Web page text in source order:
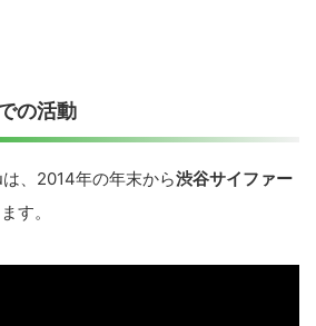
の活動
、2014年の年末から渋谷サイファー
す。